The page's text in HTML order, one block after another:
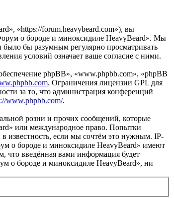
«https://forum.heavybeard.com»), вы
о бороде и миноксидиле HeavyBeard». Мы
было бы разумным регулярно просматривать
условий означает ваше согласие с ними.
phpBB», «www.phpbb.com», «phpBB
. Ограничения лицензии GPL для
за то, что администрация конференций
www.phpbb.com/.
розни и прочих сообщений, которые
или международное право. Попытки
известность, если мы сочтём это нужным. IP-
о бороде и миноксидиле HeavyBeard» имеют
что введённая вами информация будет
о бороде и миноксидиле HeavyBeard», ни